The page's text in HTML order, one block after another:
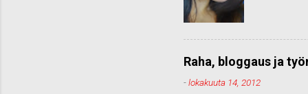
Raha, bloggaus ja
-lokakuuta 14, 2012